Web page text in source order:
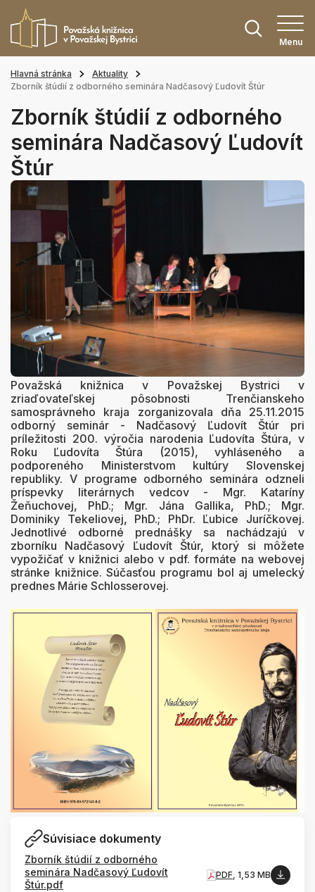
Menu
Hlavná stránka
Aktuality
Zborník štúdií z odborného seminára Nadčasový Ľudovít Štúr
Zborník štúdií z odborného
seminára Nadčasový Ľudovít
Štúr
Považská knižnica v Považskej Bystrici v
zriaďovateľskej pôsobnosti Trenčianskeho
samosprávneho kraja zorganizovala dňa 25.11.2015
odborný seminár - Nadčasový Ľudovít Štúr pri
príležitosti 200. výročia narodenia Ľudovíta Štúra, v
Roku Ľudovíta Štúra (2015), vyhláseného a
podporeného Ministerstvom kultúry Slovenskej
republiky. V programe odborného seminára odzneli
príspevky literárnych vedcov - Mgr. Kataríny
Žeňuchovej, PhD.; Mgr. Jána Gallika, PhD.; Mgr.
Dominiky Tekeliovej, PhD.; PhDr. Ľubice Juríčkovej.
Jednotlivé odborné prednášky sa nachádzajú v
zborníku Nadčasový Ľudovít Štúr, ktorý si môžete
vypožičať v knižnici alebo v pdf. formáte na webovej
stránke knižnice. Súčasťou programu bol aj umelecký
prednes Márie Schlosserovej.
Súvisiace dokumenty
Zborník štúdií z odborného
seminára Nadčasový Ľudovít
Štúr.pdf
PDF , 1,53 MB